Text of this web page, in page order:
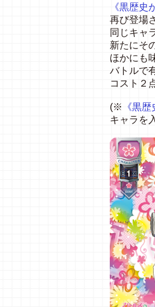
《黒歴史
再び登場
同じキャ
新たにそ
ほかにも
バトルで
コスト２
(※ 《黒
キャラを